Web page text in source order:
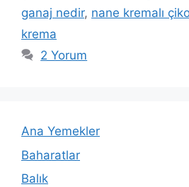
ganaj nedir, nane kremalı
krema
2 Yorum
Ana Yemekler
Baharatlar
Balık